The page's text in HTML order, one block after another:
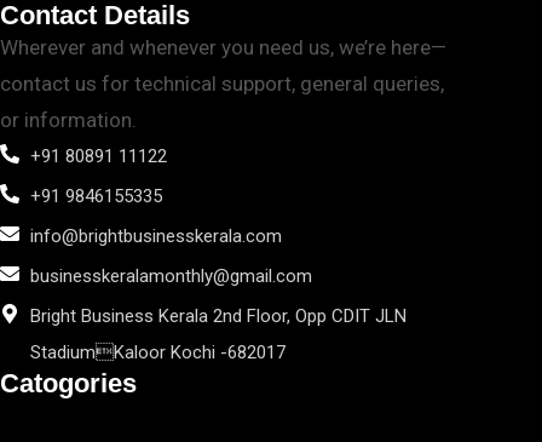
Contact Details
Wherever and whenever you need us, we’re here—
contact us for technical support, general queries,
or information.
+91 80891 11122
+91 9846155335
info@brightbusinesskerala.com
businesskeralamonthly@gmail.com
Bright Business Kerala 2nd Floor, Opp CDIT JLN
StadiumKaloor Kochi -682017
Catogories